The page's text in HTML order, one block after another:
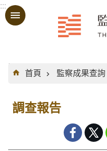
跳到主要內容區塊
:::
:::
首頁
監察成果查詢
調查報告